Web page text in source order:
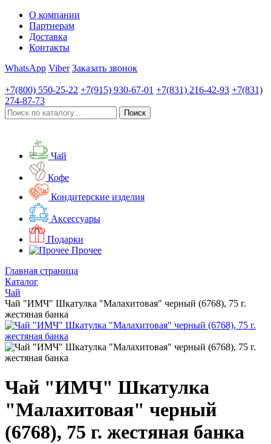
О компании
Партнерам
Доставка
Контакты
WhatsApp Viber Заказать звонок
+7(800) 550-25-22 +7(915) 930-67-01 +7(831) 216-42-93 +7(831)
274-87-73
Чай
Кофе
Кондитерские изделия
Аксессуары
Подарки
Прочее
Главная страница
Каталог
Чай
Чай "ИМЧ" Шкатулка "Малахитовая" черный (6768), 75 г.
жестяная банка
Чай "ИМЧ" Шкатулка
"Малахитовая" черный
(6768), 75 г. жестяная банка